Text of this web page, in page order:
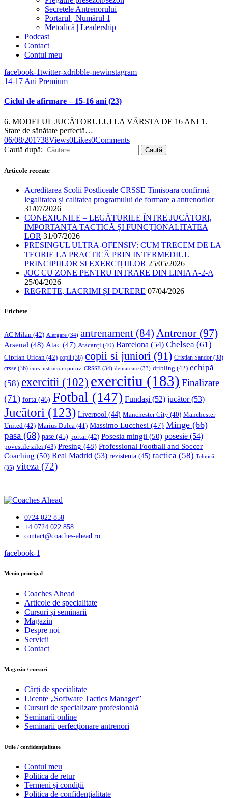
Secretele Antrenorului
Portarul | Numărul 1
Metodică | Leadership
Podcast
Contact
Contul meu
facebook-1twitter-xdribble-newinstagram
14-17 Ani Premium
Ciclul de afirmare – 15-16 ani (23)
6. MODELUL JUCĂTORULUI LA VÂRSTA DE 16 ANI 1.
Stare de sănătate perfectă…
06/08/201738Views0Likes0Comments
Caută după:
Articole recente
Acreditarea Școlii Postliceale CRSSE Timișoara confirmă
legalitatea și calitatea programului de formare a antrenorilor
31/07/2026
CONEXIUNILE – LEGĂTURILE ÎNTRE JUCĂTORI,
IMPORTANȚA TACTICĂ ȘI FUNCȚIONALITATEA
LOR 31/07/2026
PRESINGUL ULTRA-OFENSIV: CUM TRECEM DE LA
TEORIE LA PRACTICĂ PRIN INTERMEDIUL
PRINCIPIILOR ȘI EXERCIȚIILOR 25/05/2026
JOC CU ZONE PENTRU INTRARE DIN LINIA A-2-A
25/04/2026
REGRETE, LACRIMI ȘI DURERE 07/04/2026
Etichete
AC Milan (42) Alergare (34) antrenament (84) Antrenor(97)
Arsenal (48) Atac (47) Atacanți (40) Barcelona (54) Chelsea (61)
Ciprian Urican (42) copii (38) copii si juniori (91) Cristian Sandor (38)
crsse (36) curs instructor sportiv. CRSSE (34) demarcare (33) dribling (42) echipă
(58) exercitii (102) exercitiu (183) Finalizare
(71) forta (46) Fotbal (147) Fundași (52) jucător(53)
Jucători (123) Liverpool (44) Manchester City (40) Manchester
United (42) Marius Dulca (41) Massimo Lucchesi (47) Minge (66)
pasa (68) pase (45) portar(42) Posesia mingii (50) posesie (54)
povestile zilei (43) Presing (48) Professional Football and Soccer
Coaching (50) Real Madrid (53) rezistenta (45) tactica (58) Tehnică
(35) viteza (72)
0724 022 858
+4 0724 022 858
contact@coaches-ahead.ro
facebook-1
Meniu principal
Coaches Ahead
Articole de specialitate
Cursuri și seminarii
Magazin
Despre noi
Servicii
Contact
Magazin / cursuri
Cărți de specialitate
Licențe „Software Tactics Manager”
Cursuri de specializare profesională
Seminarii online
Seminarii perfecționare antrenori
Utile / confidențialitate
Contul meu
Politica de retur
Termeni și condiții
Politica de confidențialitate